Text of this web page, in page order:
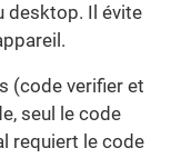
desktop. Il évite
(code verifier et
seul le code
requiert le code